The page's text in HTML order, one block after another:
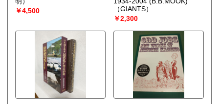
￥4,500
（GIANTS）
￥2,300